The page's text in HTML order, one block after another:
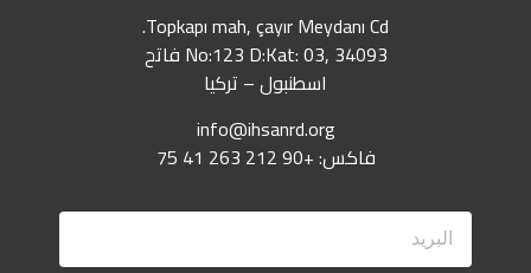
Topkapı mah, çayır Meydanı Cd.
No:123 D:Kat: 03, 34093 فاتح
اسطنبول – تركيا
info@ihsanrd.org
فاكس: +90 212 263 41 75